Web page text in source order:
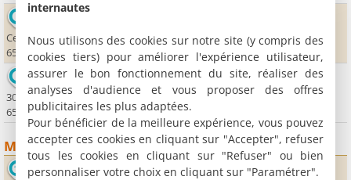
Centre Multimédia - Place du Corps Franc Pommiès
65500 Vic en Bigorre
Office de Tourisme de Maubourguet
30 rue Maréchal Joffre
65700 Maubourguet
Musées
Musée de l'histoire locale
internautes
Nous utilisons des cookies sur notre site (y compris des
cookies tiers) pour améliorer l'expérience utilisateur,
assurer le bon fonctionnement du site, réaliser des
analyses d'audience et vous proposer des offres
publicitaires les plus adaptées.
Pour bénéficier de la meilleure expérience, vous pouvez
accepter ces cookies en cliquant sur "Accepter", refuser
tous les cookies en cliquant sur "Refuser" ou bien
personnaliser votre choix en cliquant sur "Paramétrer".